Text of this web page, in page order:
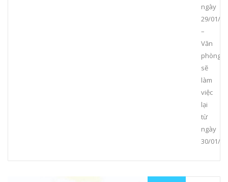
ngày
29/01/
–
Văn
phòng
sẽ
làm
việc
lại
từ
ngày
30/01/